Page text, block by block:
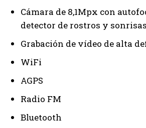
Cámara de 8,1Mpx con
detector de rostros y sonrisas
Grabación de vídeo de alta
WiFi
AGPS
Radio FM
Bluetooth